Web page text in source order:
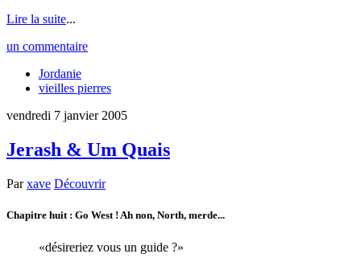
Lire la suite...
un commentaire
Jordanie
vieilles pierres
vendredi 7 janvier 2005
Jerash & Um Quais
Parxave Découvrir
Chapitre huit : Go West ! Ah non, North, merde...
désireriez vous un guide ?